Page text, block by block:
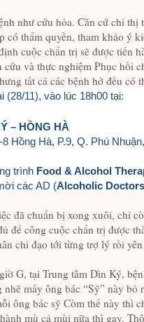
như cứu hỏa. Căn cứ chỉ
có thẩm quyền, tham khảo ý
cuộc chẩn trị sẽ được tiến
cứu và thực nghiệm Phục hồi
tất cả các bệnh hở đều có
(28/11), vào lúc 18h00 tại:
– HỒNG HÀ
Hồng Hà, P.9, Q. Phú
trình Food & Alcohol
các AD (Alcoholic Doctors
đã chuẩn bị xong xuôi, chỉ
để công cuộc chẩn trị được
chỉ đạo tới từng trợ lý rồi
G, tại Trung tâm Dìn Ký,
nhẽ mấy ông bác “Sỹ” này
ông bác sỹ Còm thế này thì
mù cả mùi nữa thì gay.